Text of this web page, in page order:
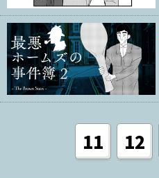
11 12